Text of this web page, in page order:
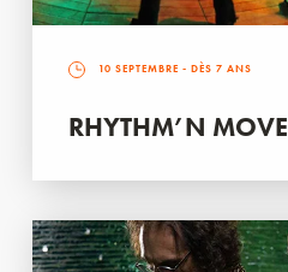
10 SEPTEMBRE - DÈS 7 ANS
RHYTHM’N MOVE